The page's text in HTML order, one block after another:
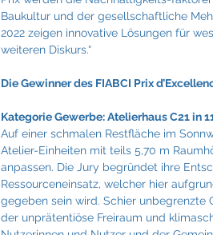
Baukultur und der gesellschaftliche
2022 zeigen innovative Lösungen für
weiteren Diskurs.“
Die Gewinner des FIABCI Prix
Kategorie Gewerbe: Atelierhaus C21 in
Auf einer schmalen Restfläche im
Atelier-Einheiten mit teils 5,70 m
anpassen. Die Jury begründet ihre
Ressourceneinsatz, welcher hier
gegeben sein wird. Schier unbegrenzte
der unprätentiöse Freiraum und